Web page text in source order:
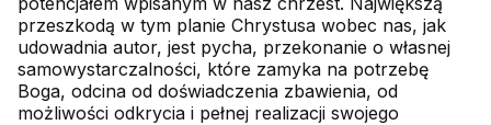
przeszkodą w tym planie Chrystusa wobec nas, jak
udowadnia autor, jest pycha, przekonanie o własnej
samowystarczalności, które zamyka na potrzebę
Boga, odcina od doświadczenia zbawienia, od
możliwości odkrycia i pełnej realizacji swojego